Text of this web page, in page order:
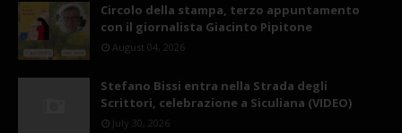
Circolo della stampa, terzo appuntamento
con il giornalista Giacinto Pipitone
August 04, 2026
Stefano Bissi entra nella Strada degli
Scrittori, celebrazione a Siculiana (VIDEO)
July 30, 2026